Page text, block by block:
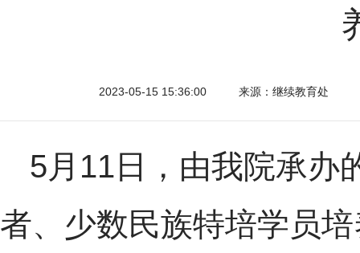
2023-05-15 15:36:00 来源：继续教育处
5月11日，由我院承办
者、少数民族特培学员